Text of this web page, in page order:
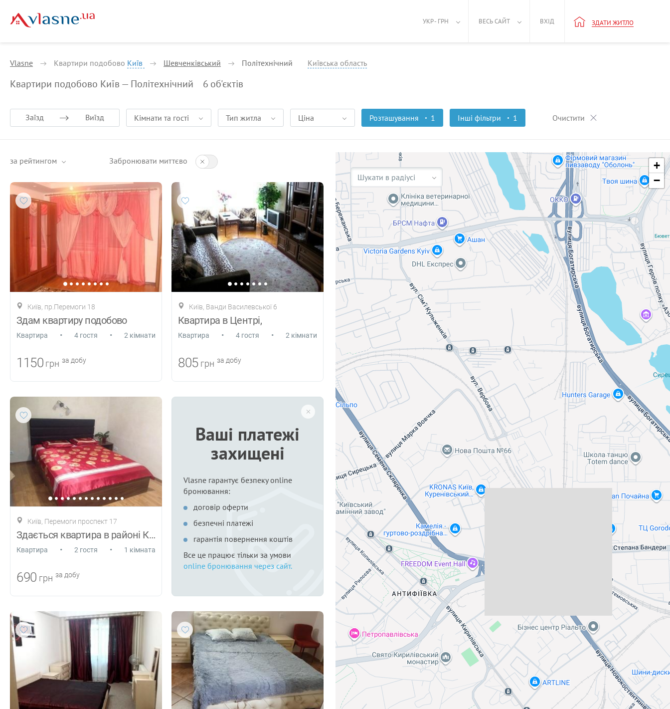
УКР - ГРН ВЕСЬ САЙТ ВХІД ЗДАТИ ЖИТЛО
Vlasne Квартири подобово Київ Шевченківський Політехнічний Київська область
Квартири подобово Київ — Політехнічний 6 об'єктів
Заїзд Виїзд Кімнати та гості Тип житла Ціна Розташування 1 Інші фільтри 1 Очистити
за рейтингом Забронювати миттєво
Київ, пр.Перемоги 18
Здам квартиру подобово
Квартира • 4 гостя • 2 кімнати
1150 грн за добу
Київ, Ванди Василевської 6
Квартира в Центрі,
Квартира • 4 гостя • 2 кімнати
805 грн за добу
Київ, Перемоги проспект 17
Здається квартира в районі КПІ
Квартира • 2 гостя • 1 кімната
690 грн за добу
Ваші платежі
захищені
Vlasne гарантує безпеку online
бронювання:
договір оферти
безпечні платежі
гарантія повернення коштів
Все це працює тільки за умови
online бронювання через сайт.
Шукати в радіусі
+
−